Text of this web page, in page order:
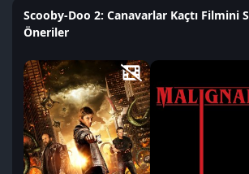
Scooby-Doo 2: Canavarlar Kaçtı Filmini
Öneriler